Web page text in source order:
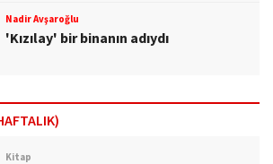
Nadir Avşaroğlu
'Kızılay' bir binanın adıydı
Kitap